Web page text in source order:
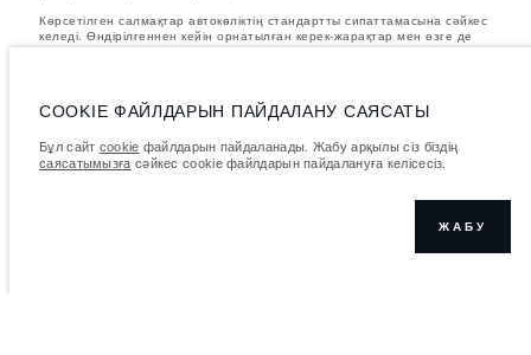
Көрсетілген салмақтар автокөліктің стандартты сипаттамасына сәйкес
келеді. Өндірілгеннен кейін орнатылған керек-жарақтар мен өзге де
қондырғылар жүк көтеру қабілетіне әсер етеді. Автокөлік керек-
көз жеткізіңіз.
Суреттер мен сипаттамалар бойынша маңызды ескертпе. Қазіргі
уақытта жартылай өткізгіштердің әлемдік тапшылығы автокөліктерді
құрастыру сипаттамаларына, опциялардың қолжетімділігіне және
мүмкіндіктердің, опциялардың, әрлеудің және түс схемаларының
жасау үшін кез келген ағымдағы шектеулерді растай алатын
COOKIE ФАЙЛДАРЫН ПАЙДАЛАНУ САЯСАТЫ
Бұл сайт cookie файлдарын пайдаланады. Жабу арқылы сіз біздің
саясатымызға сәйкес cookie файлдарын пайдалануға келісесіз.
ЖАБУ